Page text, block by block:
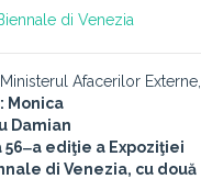
Biennale di Venezia
Afacerilor Externe,
: Monica
Damian
ediţie a Expoziţiei
di Venezia, cu două